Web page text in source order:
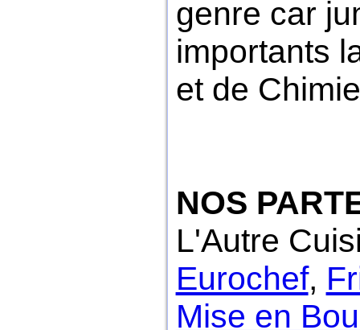
genre car
importants
et de
NOS
L'Autre
Eurochef,
Mise en